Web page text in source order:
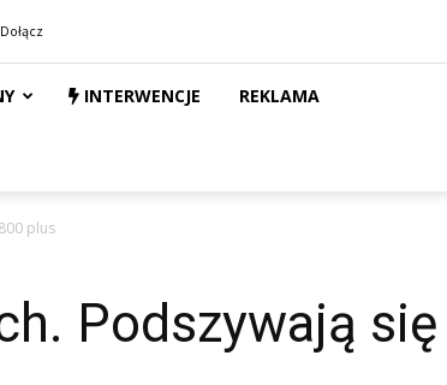
INTERWENCJE REKLAMA
plus
Podszywają się